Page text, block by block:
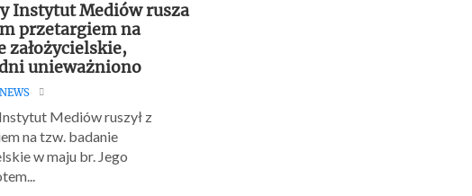
Instytut Mediów rusza
przetargiem na
założycielskie,
unieważniono
Mediów ruszył z
na tzw. badanie
w maju br. Jego